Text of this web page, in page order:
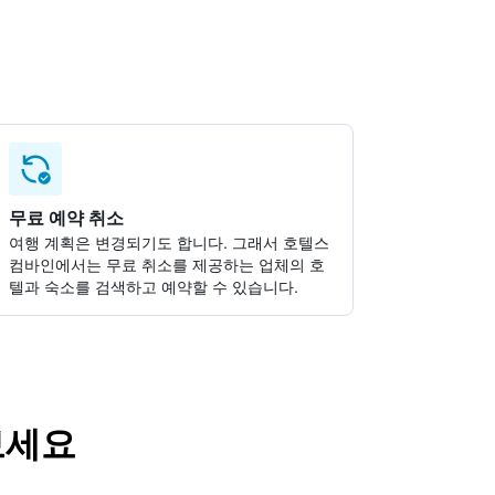
무료 예약 취소
여행 계획은 변경되기도 합니다. ​그래서 호텔스
컴바인에서는 무료 취소를 제공하는 업체의 호
텔과 숙소를 검색하고 예약할 수 있습니다.
요